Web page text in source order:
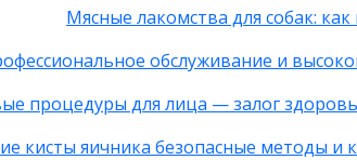
Мясные лакомства для собак:
обслуживание и
процедуры для лица — залог
кисты яичника безопасные методы и